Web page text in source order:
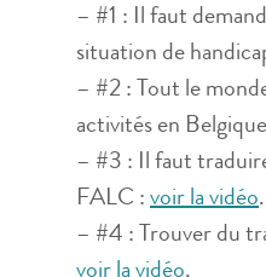
– #1 : Il faut
situation de
– #2 : Tout le
activités en
– #3 : Il faut
FALC : voir la vidéo.
– #4 : Trouver du